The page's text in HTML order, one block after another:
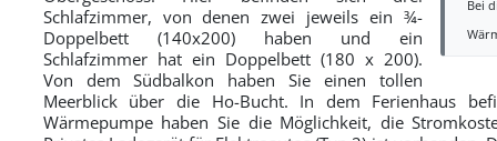
Bei
Schlafzimmer, von denen zwei jeweils ein ¾-
Doppelbett (140x200) haben und ein
Schlafzimmer hat ein Doppelbett (180 x 200).
Von dem Südbalkon haben Sie einen tollen
Meerblick über die Ho-Bucht. In dem Ferienhaus
Wärmepumpe haben Sie die Möglichkeit, die